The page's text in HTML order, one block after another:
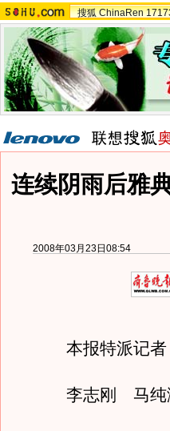
搜狐 ChinaRen
连续阴雨后雅
2008年03月23日08:54
本报特派记
李志刚 马纯